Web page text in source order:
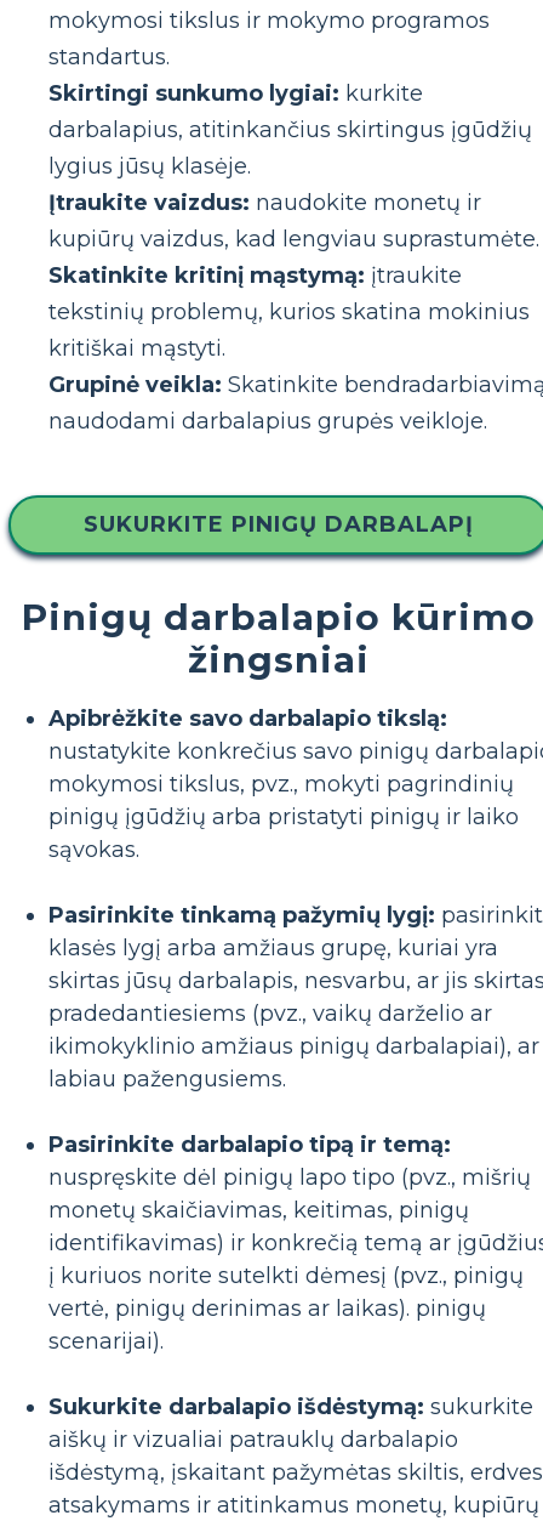
mokymosi tikslus ir mokymo programos
standartus.
Skirtingi sunkumo lygiai: kurkite
darbalapius, atitinkančius skirtingus įgūdžių
lygius jūsų klasėje.
Įtraukite vaizdus: naudokite monetų ir
kupiūrų vaizdus, ​​​​kad lengviau suprastumėte.
Skatinkite kritinį mąstymą: įtraukite
tekstinių problemų, kurios skatina mokinius
kritiškai mąstyti.
Grupinė veikla: Skatinkite
naudodami darbalapius grupės veikloje.
SUKURKITE PINIGŲ DARBALAPĮ
Pinigų darbalapio kūrimo
žingsniai
Apibrėžkite savo darbalapio tikslą:
nustatykite konkrečius savo pinigų
mokymosi tikslus, pvz., mokyti pagrindinių
pinigų įgūdžių arba pristatyti pinigų ir laiko
sąvokas.
Pasirinkite tinkamą pažymių lygį:
klasės lygį arba amžiaus grupę, kuriai yra
skirtas jūsų darbalapis, nesvarbu, ar jis
pradedantiesiems (pvz., vaikų darželio ar
ikimokyklinio amžiaus pinigų darbalapiai), ar
labiau pažengusiems.
Pasirinkite darbalapio tipą ir temą:
nuspręskite dėl pinigų lapo tipo (pvz., mišrių
monetų skaičiavimas, keitimas, pinigų
identifikavimas) ir konkrečią temą ar
į kuriuos norite sutelkti dėmesį (pvz., pinigų
vertė, pinigų derinimas ar laikas). pinigų
scenarijai).
Sukurkite darbalapio išdėstymą: sukurkite
aiškų ir vizualiai patrauklų darbalapio
išdėstymą, įskaitant pažymėtas skiltis, erdves
atsakymams ir atitinkamus monetų, kupiūrų